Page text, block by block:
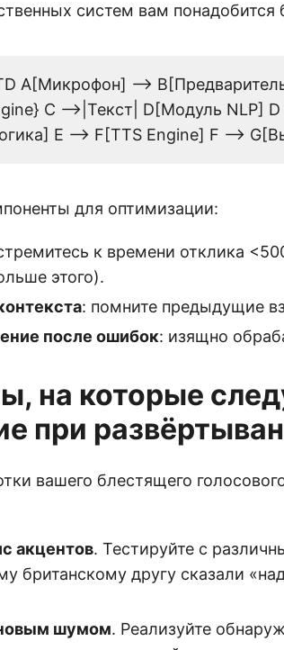
систем вам понадобится
A[Микрофон] -->
C -->|Текст| D[Модуль NLP]
E --> F[TTS Engine] F -->
для оптимизации:
к времени отклика
этого).
: помните предыдущие
после ошибок: изящно
на которые
при
вашего блестящего
акцентов. Тестируйте с
британскому другу сказали
шумом. Реализуйте